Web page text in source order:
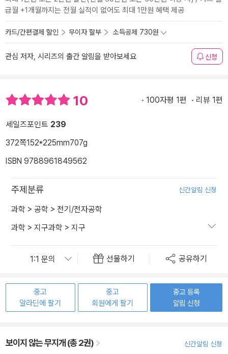
급월 +1개월까지는 전월 실적이 없어도 최대 1만원 혜택 제공
카드/간편결제 할인 무이자 할부 소득공제 730원
관심 저자, 시리즈의 출간 알림을 받아보세요 신청
10 100자평 1편 리뷰 1편
세일즈포인트 239
372쪽152*225mm707g
ISBN 9788961849562
주제분류 신간알림 신청
과학 > 공학 > 전기/전자공학
과학 > 지구과학 > 지구
선물하기 공유하기
중고
알라딘에 팔기
중고
회원에게 팔기
중고 등록
알림 신청
보이지 않는 무지개 (총 2권) 신간알림 신청